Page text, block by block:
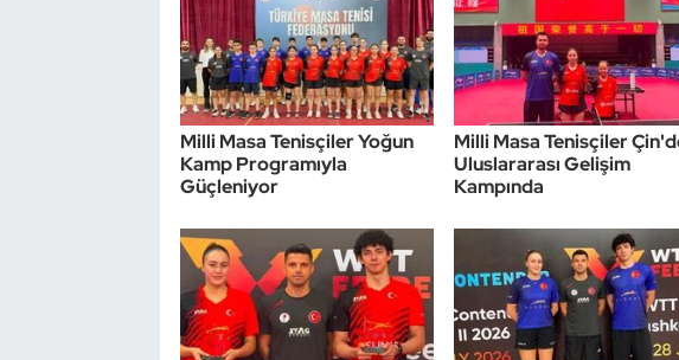
Milli Masa Tenisçiler Yoğun
Kamp Programıyla
Güçleniyor
Milli Masa Tenisçiler
Uluslararası Gelişim
Kampında
Sualtı Sporları